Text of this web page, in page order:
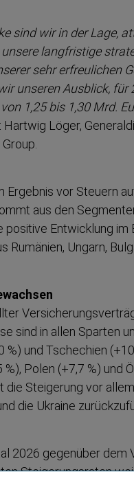
sind wir in der Lage,
langfristige
sehr erfreu­lichen
unseren Ausblick, für
1,25 bis 1,30 Mrd.
Hartwig Löger,
Ergebnis vor Steuern
aus den
positive Entwicklung im
Rumänien, Ungarn,
sind in allen Sparten
und Tschechien
Polen (+7,7 %) und
die Steigerung vor
die Ukraine
2026 gegenüber dem
Steige­rungsraten